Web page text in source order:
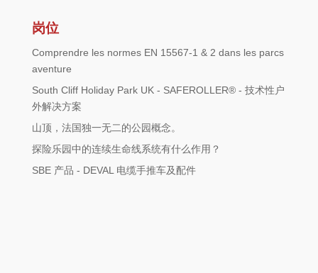
岗位
Comprendre les normes EN 15567-1 & 2 dans les parcs
aventure
South Cliff Holiday Park UK - SAFEROLLER® - 技术性户
外解决方案
山顶，法国独一无二的公园概念。
探险乐园中的连续生命线系统有什么作用？
SBE 产品 - DEVAL 电缆手推车及配件